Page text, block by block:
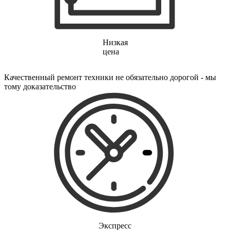
финишер-степлеров
fm тюнеров
фонарей
фондю
фонокорректоров
форматно-раскроечных центров
фотоаппаратов моментальной печати
фотоэпиляторов
фотопринтеров
фотостанций
фрезеров
фрезерных станков
фритюрниц
фризеров для мороженого
фуговальных станков
гайковертов
гастрономических машин
газонных граблей с электроприводом
газонокосилки-робота
газонокосилок
газонокосильных машин
газовых колонок
Низкая
цена
Качественный ремонт техники не обязательно дорогой - мы
тому доказательство
Экспресс